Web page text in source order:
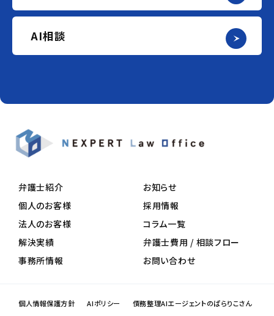
AI相談
弁護士紹介
個人のお客様
法人のお客様
解決実績
事務所情報
お知らせ
採用情報
コラム一覧
弁護士費用 / 相談フロー
お問い合わせ
個人情報保護方針 AIポリシー 債務整理AIエージェントのぱらりこさん